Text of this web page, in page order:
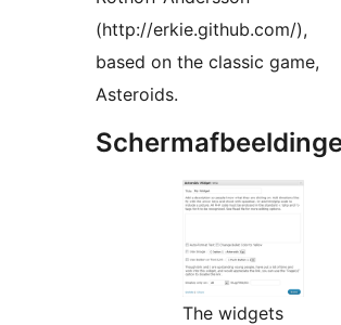
(http://erkie.github.com/),
based on the classic game,
Asteroids.
The widgets